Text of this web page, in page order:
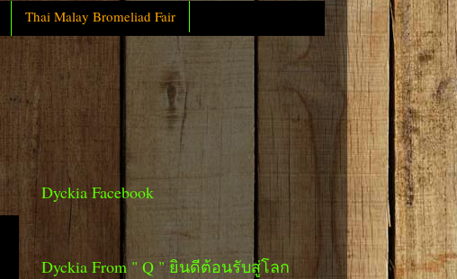
Thai Malay Bromeliad Fair
Dyckia Facebook
Dyckia From " Q " ยินดีต้อนรับสู่โลก